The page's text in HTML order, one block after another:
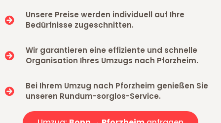
Unsere Preise werden individuell auf Ihre
Bedürfnisse zugeschnitten.
Wir garantieren eine effiziente und schnelle
Organisation Ihres Umzugs nach Pforzheim.
Bei Ihrem Umzug nach Pforzheim genießen Sie
unseren Rundum-sorglos-Service.